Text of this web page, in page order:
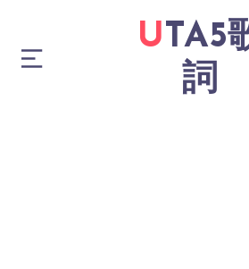
UTA5歌
詞